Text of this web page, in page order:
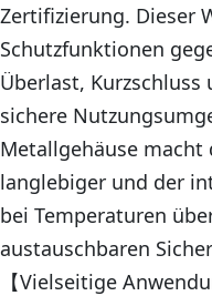
Zertifizierung. Dieser
Schutzfunktionen
Überlast,
sichere
Metallgehäuse macht
langlebiger und der
bei Temperaturen
austauschbaren
【Vielseitige